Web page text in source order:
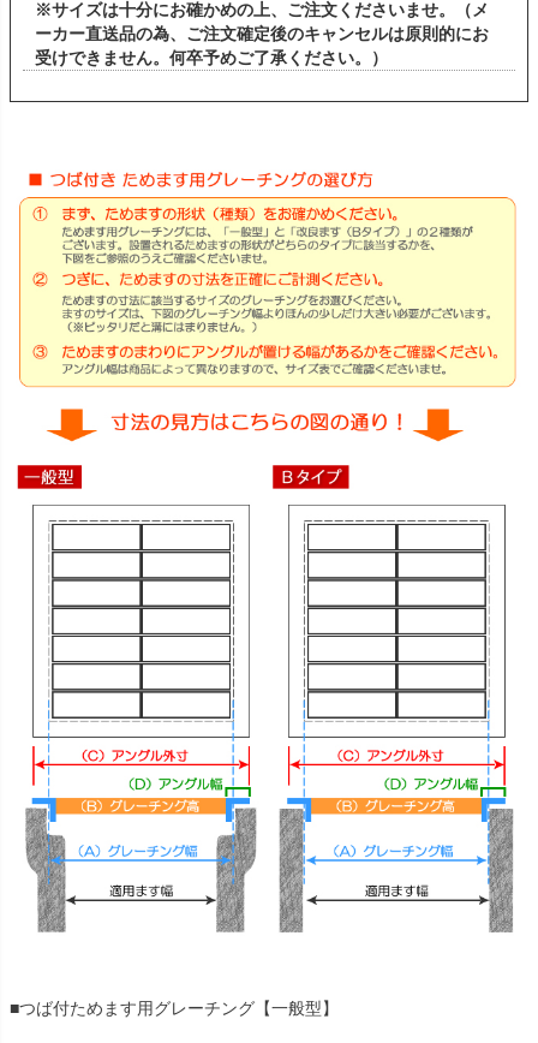
※サイズは十分にお確かめの上、ご注文くださいませ。（メ
ーカー直送品の為、ご注文確定後のキャンセルは原則的にお
受けできません。何卒予めご了承ください。）
■つば付ためます用グレーチング【一般型】